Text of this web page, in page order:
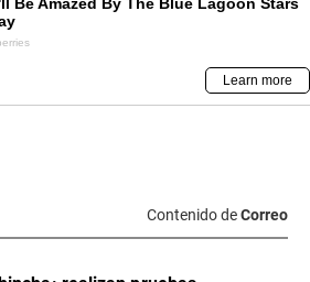
Contenido deCorreo